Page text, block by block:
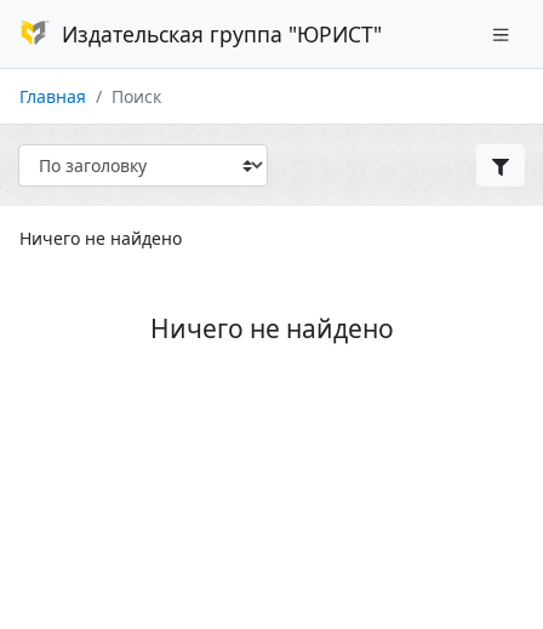
Издательская группа "ЮРИСТ"
Главная Поиск
Ничего не найдено
Ничего не найдено